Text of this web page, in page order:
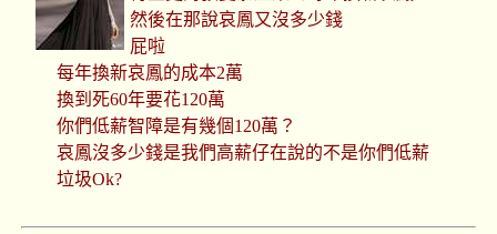
然後在那說哀鳳又沒多少錢
屁啦
每年換新哀鳳的成本2萬
換到死60年要花120萬
你們低薪智障是有幾個120萬？
哀鳳沒多少錢是我們高薪仔在說的不是你們低薪
垃圾Ok?